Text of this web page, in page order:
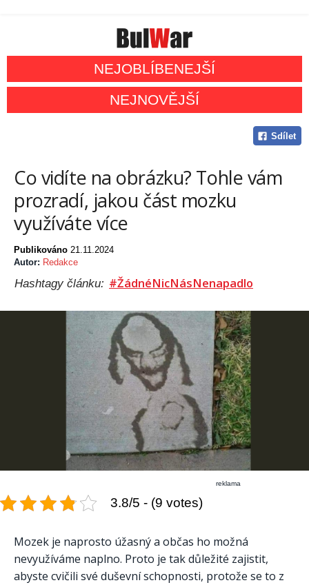
NEJOBLÍBENEJŠÍ
NEJNOVĚJŠÍ
Sdílet
Co vidíte na obrázku? Tohle vám
prozradí, jakou část mozku
využíváte více
Publikováno 21.11.2024
Autor: Redakce
Hashtagy článku: #ŽádnéNicNásNenapadlo
reklama
3.8/5 - (9 votes)
Mozek je naprosto úžasný a občas ho možná
nevyužíváme naplno. Proto je tak důležité zajistit,
abyste cvičili své duševní schopnosti, protože se to z